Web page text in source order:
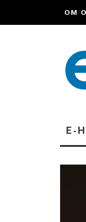
OM
E-